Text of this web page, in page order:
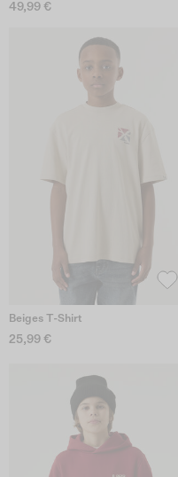
49,99 €
Beiges T-Shirt
25,99 €